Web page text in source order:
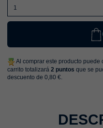
Al comprar este producto puede
carrito totalizará 2 puntos que se
descuento de 0,80 €.